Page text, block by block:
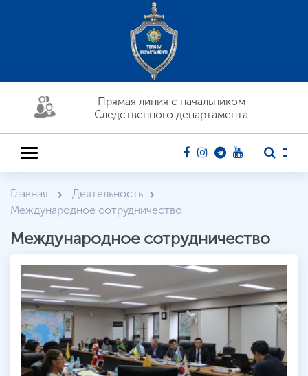
Прямая линия c начальником
Следственного департамента
Главная
Деятельность
Международное сотрудничество
Международное сотрудничество